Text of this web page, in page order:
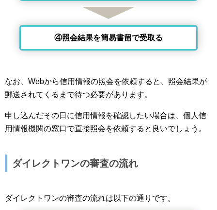
④照会結果を簡易書留で受取る
なお、Webから信用情報の照会を依頼すると、照会結果が
郵送されてくるまで待つ必要があります。
申し込んだその日に信用情報を確認したい場合は、個人信
用情報機関の窓口で直接照会を依頼すると良いでしょう。
ダイレクトワンの審査の流れ
ダイレクトワンの審査の流れは以下の通りです。